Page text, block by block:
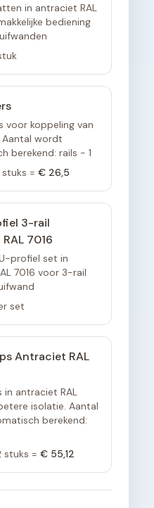
in antraciet RAL
bediening
voor koppeling van
Aantal wordt
berekend: rails - 1
stuks = € 26,5
3-rail
7016
profiel set in
7016 voor 3-rail
set
Antraciet RAL
in antraciet RAL
isolatie. Aantal
berekend:
stuks = € 55,12